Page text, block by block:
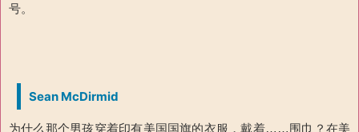
号。
Sean McDirmid
为什么那个男孩穿着印有美国国旗的衣服，戴着……围巾？在美